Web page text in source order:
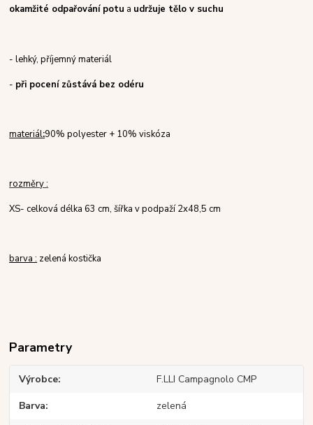
okamžité odpařování potu a udržuje tělo v suchu
- lehký, příjemný materiál
- při pocení zůstává bez odéru
materiál:90% polyester + 10% viskóza
rozměry :
XS- celková délka 63 cm, šířka v podpaží 2x48,5 cm
barva : zelená kostička
Parametry
Výrobce F.LLI Campagnolo CMP
Barva zelená